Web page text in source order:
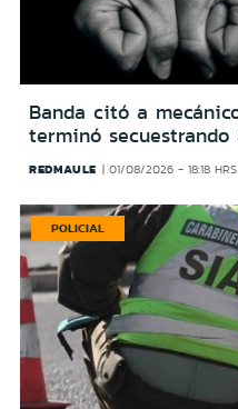
Banda citó a
terminó
REDMAULE 01/08/2026 - 18:18 HRS
POLICIAL